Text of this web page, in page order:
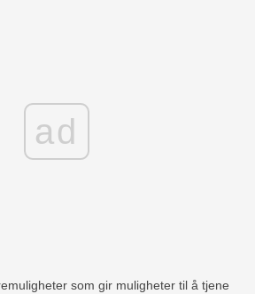
ad
som gir muligheter til å tjene